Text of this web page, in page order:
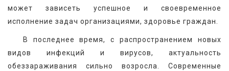
может зависеть успешное и своевременное
исполнение задач организациями, здоровье граждан.
В последнее время, с распространением новых
видов инфекций и вирусов, актуальность
обеззараживания сильно возросла. Современные